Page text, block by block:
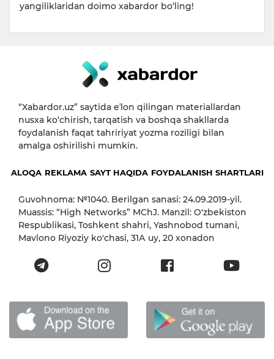
yangiliklaridan doimo xabardor bo‘ling!
“Xabardor.uz” saytida eʼlon qilingan materiallardan
nusxa ko‘chirish, tarqatish va boshqa shakllarda
foydalanish faqat tahririyat yozma roziligi bilan
amalga oshirilishi mumkin.
ALOQA REKLAMA SAYT HAQIDA FOYDALANISH SHARTLARI
Guvohnoma: №1040. Berilgan sanasi: 24.09.2019-yil.
Muassis: “High Networks” MChJ. Manzil: O'zbekiston
Respublikasi, Toshkent shahri, Yashnobod tumani,
Mavlono Riyoziy ko'chasi, 31А uy, 20 xonadon